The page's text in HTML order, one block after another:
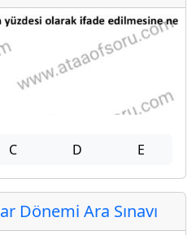
C D E
Dönemi Ara Sınavı